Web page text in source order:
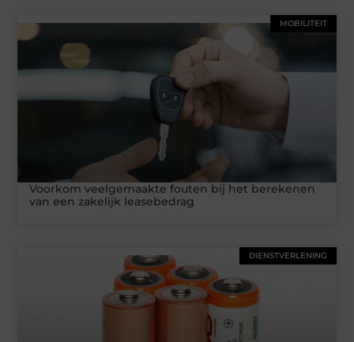
MOBILITEIT
Voorkom veelgemaakte fouten bij het berekenen
van een zakelijk leasebedrag
DIENSTVERLENING